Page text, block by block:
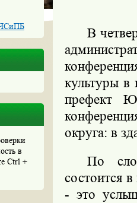
в
Ctrl +
В
культуры в
префект
округа: в
По
состоится
- это